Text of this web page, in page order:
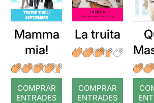
Mamma
mia!
COMPRAR
ENTRADES
La truita
COMPRAR
ENTRADES
r: